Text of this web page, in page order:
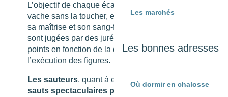
Les marchés
Les bonnes adresses
Où dormir en chalosse
L’objectif de chaque écarteur est de frôler la
vache sans la toucher, en démontrant à la fois
sa maîtrise et son sang-froid. Ces performances
sont jugées par des jurés qui attribuent des
points en fonction de la difficulté et de
l’exécution des figures.
Les sauteurs, quant à eux,
réalisent des
sauts spectaculaires par-dessus l’animal en